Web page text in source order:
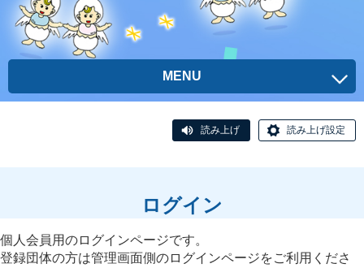
MENU
読み上げ 読み上げ設定
ログイン
個人会員用のログインページです。
登録団体の方は管理画面側のログインページをご利用くださ